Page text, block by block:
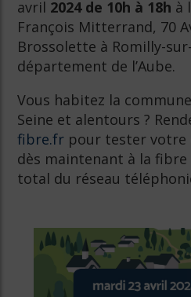
avril 2024 de 10h à 18h à
François Mitterrand, 70
Brossolette à Romilly-
département de l’Aube.
Vous habitez la
Seine et alentours ?
fibre.fr pour tester
dès maintenant à la
total du réseau